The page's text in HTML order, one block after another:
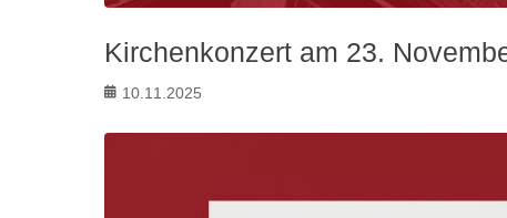
Kirchenkonzert am 23.
Posted
10.11.2025